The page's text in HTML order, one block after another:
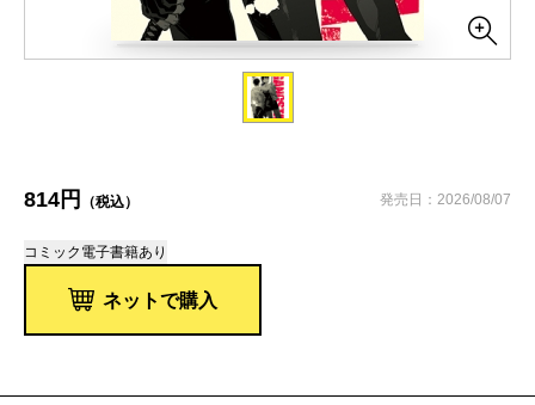
814円 （税込） 発売日：2026/08/07
コミック 電子書籍あり
ネットで購入